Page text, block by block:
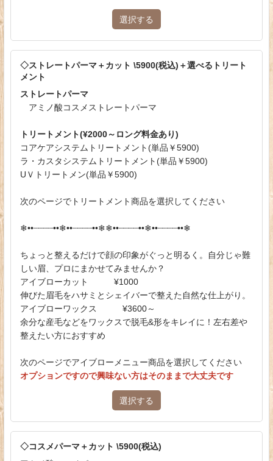
選択する
◇ストレートパーマ＋カット \5900(税込)＋選べるトリート
メント
ストレートパーマ
アミノ酸コスメストレートパーマ
トリートメント(¥2000～ロング料金あり)
コアケアシステムトリートメント(単品￥5900)
ラ・カスタシステムトリートメント(単品￥5900)
UＶトリートメン(単品￥5900)
次のページでトリートメント商品を選択してください
❄︎••┈┈┈┈••❄︎••┈┈┈┈••❄︎❄︎••┈┈┈┈••❄︎••┈┈┈┈••❄︎
ちょっと整えるだけで顔の印象がぐっと明るく。自分じゃ難
しい眉、プロにまかせてみませんか？
アイブローカット ¥1000
伸びた眉毛をハサミとシェイバーで整えた自然な仕上がり。
アイブローワックス ¥3600～
余分な産毛などをワックスで脱毛&形をキレイに！左右差や
整えたい方におすすめ
次のページでアイブローメニュー商品を選択してください
オプションですので興味ない方はそのままで大丈夫です
選択する
◇コスメパーマ＋カット \5900(税込)